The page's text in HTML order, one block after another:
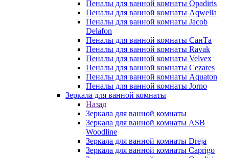
Пеналы для ванной комнаты Opadiris
Пеналы для ванной комнаты Aqwella
Пеналы для ванной комнаты Jacob
Delafon
Пеналы для ванной комнаты СанТа
Пеналы для ванной комнаты Ravak
Пеналы для ванной комнаты Velvex
Пеналы для ванной комнаты Cezares
Пеналы для ванной комнаты Aquaton
Пеналы для ванной комнаты Jorno
Зеркала для ванной комнаты
Назад
Зеркала для ванной комнаты
Зеркала для ванной комнаты ASB
Woodline
Зеркала для ванной комнаты Dreja
Зеркала для ванной комнаты Caprigo